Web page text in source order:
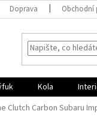
Doprava Obchodní
Kola
Clutch Carbon Subaru